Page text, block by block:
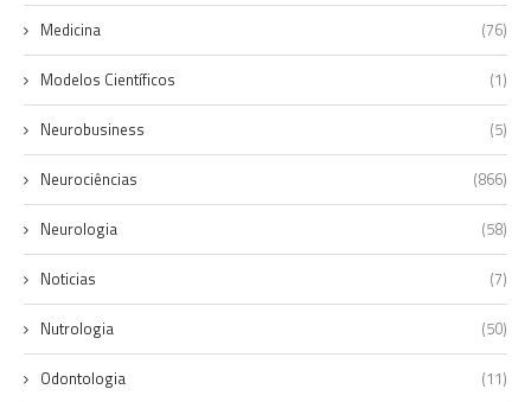
Medicina (76)
Modelos Científicos (1)
Neurobusiness (5)
Neurociências (866)
Neurologia (58)
Noticias (7)
Nutrologia (50)
Odontologia (11)